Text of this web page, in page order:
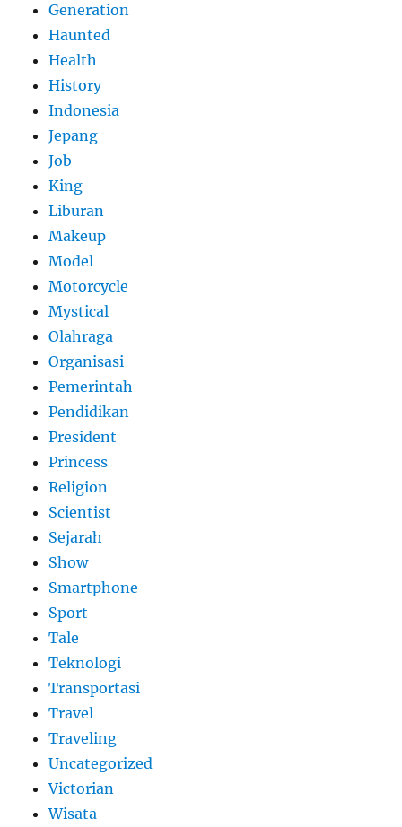
Generation
Haunted
Health
History
Indonesia
Jepang
Job
King
Liburan
Makeup
Model
Motorcycle
Mystical
Olahraga
Organisasi
Pemerintah
Pendidikan
President
Princess
Religion
Scientist
Sejarah
Show
Smartphone
Sport
Tale
Teknologi
Transportasi
Travel
Traveling
Uncategorized
Victorian
Wisata